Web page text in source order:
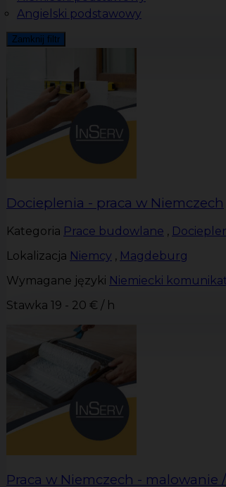
Angielski podstawowy
Zamknij filtr
Docieplenia - praca w Niemczech
Kategoria Prace budowlane ,
Lokalizacja Niemcy , Magdeburg
Wymagane języki Niemiecki
Stawka 19 - 20 € / h
Praca w Niemczech - malowanie